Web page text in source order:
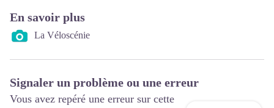
En savoir plus
La Véloscénie
Signaler un problème ou une erreur
Vous avez repéré une erreur sur cette